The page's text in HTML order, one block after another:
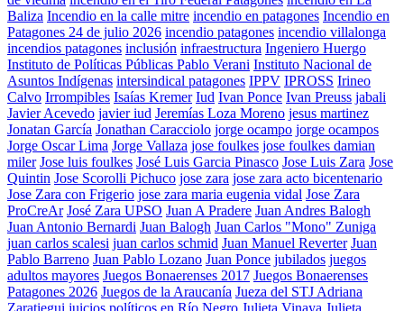
Baliza Incendio en la calle mitre incendio en patagones Incendio en
Patagones 24 de julio 2026 incendio patagones incendio villalonga
incendios patagones inclusión infraestructura Ingeniero Huergo
Instituto de Políticas Públicas Pablo Verani Instituto Nacional de
Asuntos Indígenas intersindical patagones IPPV IPROSS Irineo
Calvo Irrompibles Isaías Kremer Iud Ivan Ponce Ivan Preuss jabali
Javier Acevedo javier iud Jeremías Loza Moreno jesus martinez
Jonatan García Jonathan Caracciolo jorge ocampo jorge ocampos
Jorge Oscar Lima Jorge Vallaza jose foulkes jose foulkes damian
miler Jose luis foulkes José Luis Garcia Pinasco Jose Luis Zara Jose
Quintin Jose Scorolli Pichuco jose zara jose zara acto bicentenario
Jose Zara con Frigerio jose zara maria eugenia vidal Jose Zara
ProCreAr José Zara UPSO Juan A Pradere Juan Andres Balogh
Juan Antonio Bernardi Juan Balogh Juan Carlos "Mono" Zuniga
juan carlos scalesi juan carlos schmid Juan Manuel Reverter Juan
Pablo Barreno Juan Pablo Lozano Juan Ponce jubilados juegos
adultos mayores Juegos Bonaerenses 2017 Juegos Bonaerenses
Patagones 2026 Juegos de la Araucanía Jueza del STJ Adriana
Zaratiegui juicios políticos en Río Negro Julieta Vinaya Julieta